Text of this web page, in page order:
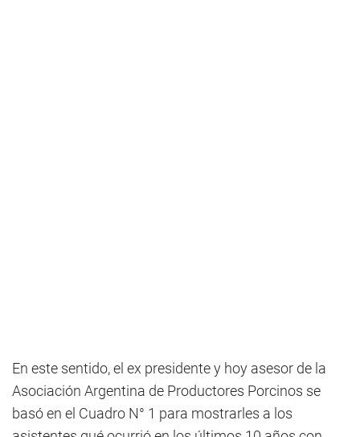
En este sentido, el ex presidente y hoy asesor de la
Asociación Argentina de Productores Porcinos se
basó en el Cuadro N° 1 para mostrarles a los